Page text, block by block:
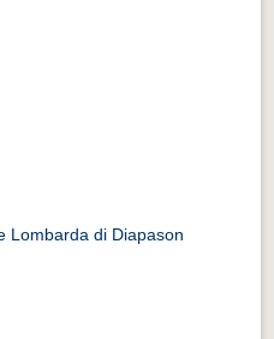
Lombarda di Diapason